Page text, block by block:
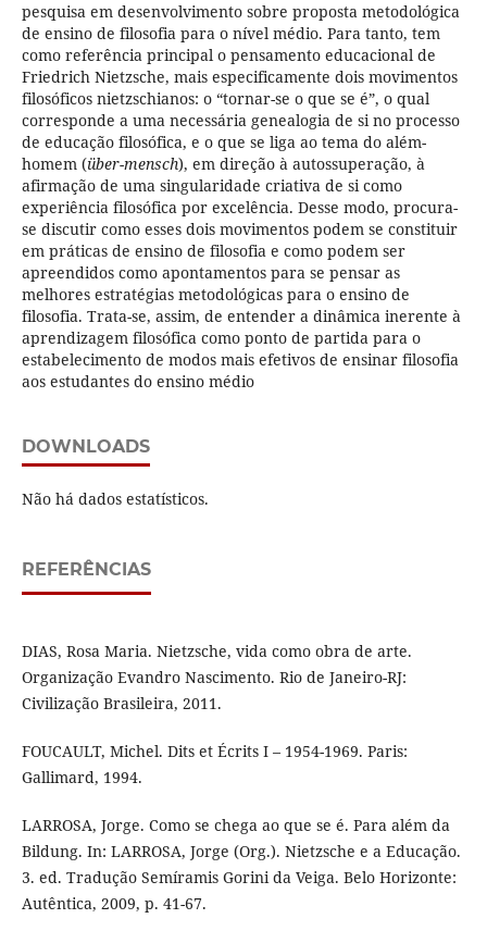
pesquisa em desenvolvimento sobre proposta metodológica
de ensino de filosofia para o nível médio. Para tanto, tem
como referência principal o pensamento educacional de
Friedrich Nietzsche, mais especificamente dois movimentos
filosóficos nietzschianos: o “tornar-se o que se é”, o qual
corresponde a uma necessária genealogia de si no processo
de educação filosófica, e o que se liga ao tema do além-
homem (über-mensch), em direção à autossuperação, à
afirmação de uma singularidade criativa de si como
experiência filosófica por excelência. Desse modo, procura-
se discutir como esses dois movimentos podem se constituir
em práticas de ensino de filosofia e como podem ser
apreendidos como apontamentos para se pensar as
melhores estratégias metodológicas para o ensino de
filosofia. Trata-se, assim, de entender a dinâmica inerente à
aprendizagem filosófica como ponto de partida para o
estabelecimento de modos mais efetivos de ensinar filosofia
aos estudantes do ensino médio
DOWNLOADS
Não há dados estatísticos.
REFERÊNCIAS
DIAS, Rosa Maria. Nietzsche, vida como obra de arte.
Organização Evandro Nascimento. Rio de Janeiro-RJ:
Civilização Brasileira, 2011.
FOUCAULT, Michel. Dits et Écrits I – 1954-1969. Paris:
Gallimard, 1994.
LARROSA, Jorge. Como se chega ao que se é. Para além da
Bildung. In: LARROSA, Jorge (Org.). Nietzsche e a Educação.
3. ed. Tradução Semíramis Gorini da Veiga. Belo Horizonte:
Autêntica, 2009, p. 41-67.